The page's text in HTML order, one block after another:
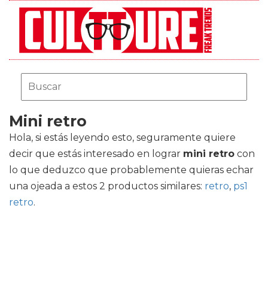
Mini retro
Hola, si estás leyendo esto, seguramente quiere
decir que estás interesado en lograr mini retro con
lo que deduzco que probablemente quieras echar
una ojeada a estos 2 productos similares: retro, ps1
retro.